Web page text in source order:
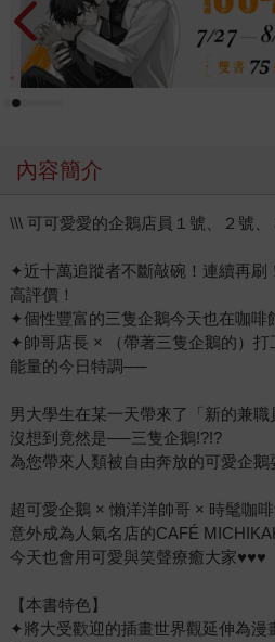
內容簡介
\\\ 可可愛愛的企鵝店員１號、２號
✦近十萬追蹤者不斷敲碗！連續再刷
高評價！
✦個性豐富的三隻企鵝今天也在咖啡
✦帥哥店長 × （帶著三隻企鵝的）
能量的今日特調──
男大學生在某一天帶來了「新的兼職
沒想到竟然是──三隻企鵝!?!?
為您帶來人類被自由奔放的可愛企
超可愛企鵝 × 懶洋洋帥哥 × 時髦咖
意外成為人氣名店的CAFÉ
今天也會用可愛與笑聲療癒大家♥♥♥
【本書特色】
✦將大受歡迎的插畫世界觀延伸為漫